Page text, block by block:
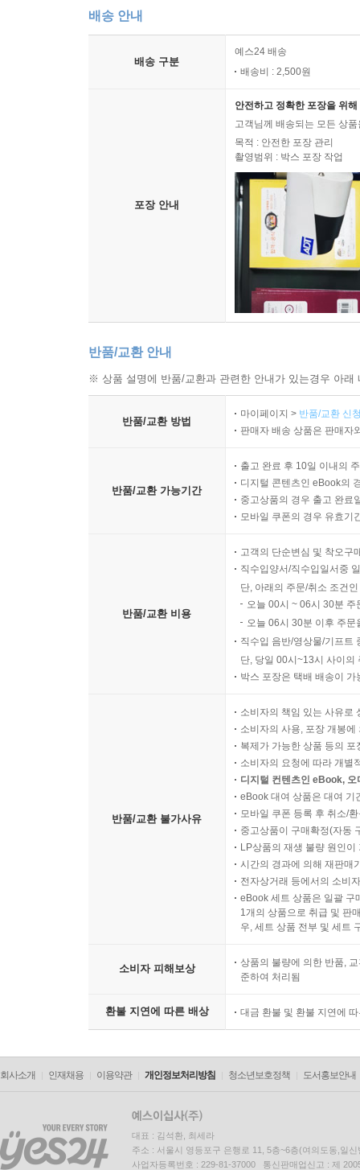
배송 안내
배송 구분
예스24 배송
배송비 : 2,500원
포장 안내
안전하고 정확한 포장을 위
고객님께 배송되는 모든 상
목적 : 안전한 포장 관리
촬영범위 : 박스 포장 작업
반품/교환 안내
※ 상품 설명에 반품/교환과 관련한 안내가 있는경우 아
반품/교환 방법
마이페이지 > 반품/교환 신
판매자 배송 상품은 판매자
반품/교환 가능기간
출고 완료 후 10일 이내의
디지털 콘텐츠인 eBook의
중고상품의 경우 출고 완료
모바일 쿠폰의 경우 유효기
반품/교환 비용
고객의 단순변심 및 착오구
직수입양서/직수입일서중
단, 아래의 주문/취소 조건
오늘 00시 ~ 06시 30분
오늘 06시 30분 이후 주
직수입 음반/영상물/기프트
단, 당일 00시~13시 사이의
박스 포장은 택배 배송이
반품/교환 불가사유
소비자의 책임 있는 사유로
소비자의 사용, 포장 개봉
복제가 가능한 상품 등의
소비자의 요청에 따라 개별
디지털 컨텐츠인 eBook,
eBook 대여 상품은 대여 기
모바일 쿠폰 등록 후 취소/
중고상품이 구매확정(자동
LP상품의 재생 불량 원인
시간의 경과에 의해 재판매
전자상거래 등에서의 소비
eBook 세트 상품은 일괄 구
1개의 상품으로 취급 및 판
우, 세트 상품 전부 및 세트
소비자 피해보상
상품의 불량에 의한 반품,
준하여 처리됨
환불 지연에 따른 배상 대금 환불 및 환불 지연에
회사소개 인재채용 이용약관 개인정보처리방침 청소년보호정책 도서홍보안내
대표 : 김석환, 최세라
주소 : 서울시 영등포구 은행로 11, 5층~6층(여의도동,일신
사업자등록번호 : 229-81-37000 통신판매업신고 : 제